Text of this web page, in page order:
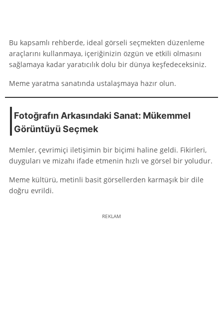
Bu kapsamlı rehberde, ideal görseli seçmekten düzenleme
araçlarını kullanmaya, içeriğinizin özgün ve etkili olmasını
sağlamaya kadar yaratıcılık dolu bir dünya keşfedeceksiniz.
Meme yaratma sanatında ustalaşmaya hazır olun.
Fotoğrafın Arkasındaki Sanat: Mükemmel
Görüntüyü Seçmek
Memler, çevrimiçi iletişimin bir biçimi haline geldi. Fikirleri,
duyguları ve mizahı ifade etmenin hızlı ve görsel bir yoludur.
Meme kültürü, metinli basit görsellerden karmaşık bir dile
doğru evrildi.
REKLAM